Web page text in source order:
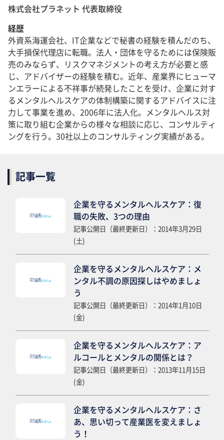
株式会社プラネット 代表取締役
経歴
外資系海運会社、IT企業などで秘書の経験を積んだのち、
大手損保代理店に転職。法人・団体を守るためには保険販
売のみならず、リスクマネジメントの考え方が必要と感
じ、アドバイザーの経験を積む。近年、産業界にヒューマ
ンエラーによる不祥事が続発したことを受け、企業に対す
るメンタルヘルスケアの体制構築に関するアドバイスに注
力して事業を進め、2006年に法人化。メンタルヘルス対
策に取り組む企業からの様々な相談に応じ、コンサルティ
ングを行う。30社以上のコンサルティング実績がある。
記事一覧
企業を守るメンタルヘルスケア：復
職の失敗、3つの理由
記事公開日（最終更新日）：2014年3月29日
(土)
企業を守るメンタルヘルスケア：メ
ンタル不調の原因探しはやめましょ
う
記事公開日（最終更新日）：2014年1月10日
(金)
企業を守るメンタルヘルスケア：ア
ルコールとメンタルの関係とは？
記事公開日（最終更新日）：2013年11月15日
(金)
企業を守るメンタルヘルスケア：さ
あ、思い切って産業医を変えましょ
う！